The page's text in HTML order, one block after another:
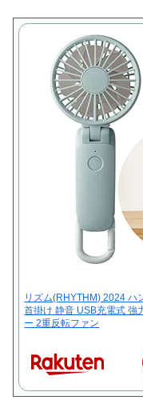
リズム(RHYTHM) 2024 ハ
首掛け 静音 USB充電式 強
ー 2重反転ファン